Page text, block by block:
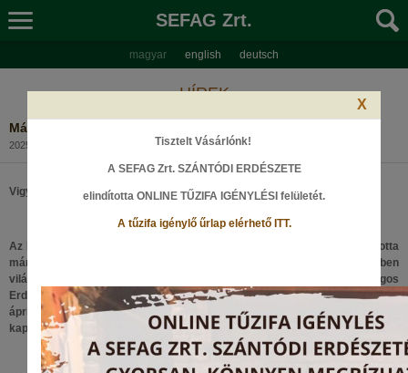
SEFAG Zrt.
magyar english deutsch
HÍREK
Március 21. - Erdők Nemzetközi Napja
2025. március 21., Péntek
Vigyázzunk közösen erdeinkre!
Az ENSZ Közgyűlése 2013-ban az Erdők Nemzetközi Napjává nyilvánította
március 21-ét abból a célból, hogy ettől az évtől kezdődően minden évben
világszerte megemlékezzünk az erdők és fák jelentőségéről. Az Országos
Erdészeti Egyesület 2025. március 21., azaz az Erdők Világnapja, és 2025.
április 22., azaz a Föld Napja között is az erdők és a klímaváltozás
kapcsolatára hívja fel a figyelmet.
X
Tisztelt Vásárlónk!
A SEFAG Zrt. SZÁNTÓDI ERDÉSZETE
elindította ONLINE TŰZIFA IGÉNYLÉSI felületét.
A tűzifa igénylő űrlap elérhető ITT.